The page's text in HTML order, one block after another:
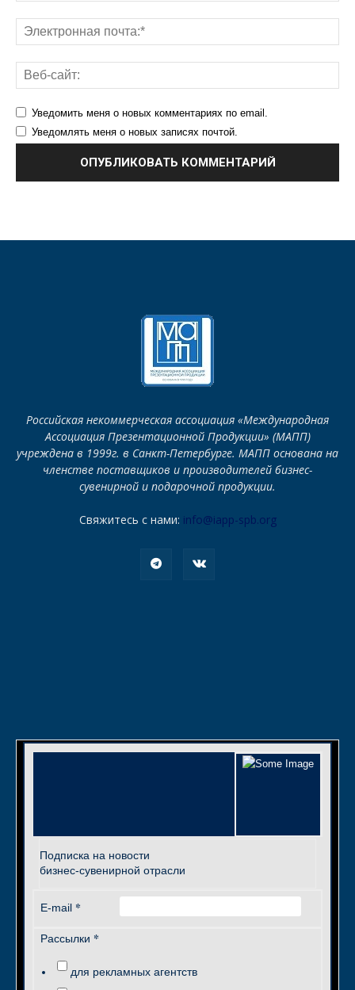
Уведомить меня о новых комментариях по email.
Уведомлять меня о новых записях почтой.
Российская некоммерческая ассоциация «Международная
Ассоциация Презентационной Продукции» (МАПП)
учреждена в 1999г. в Санкт-Петербурге. МАПП основана на
членстве поставщиков и производителей бизнес-
сувенирной и подарочной продукции.
Свяжитесь с нами: info@iapp-spb.org
Подписка на новости
бизнес-сувенирной отрасли
E-mail *
Рассылки *
для рекламных агентств